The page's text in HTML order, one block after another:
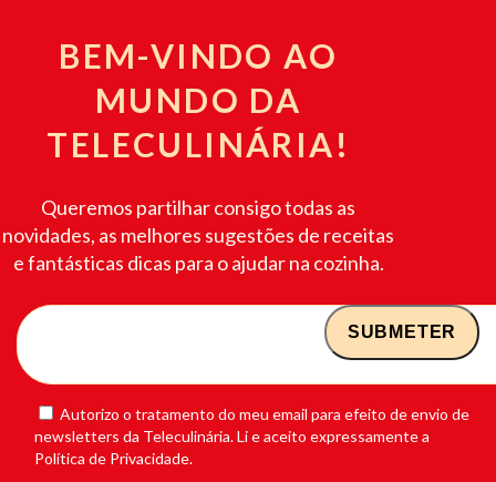
BEM-VINDO AO
MUNDO DA
TELECULINÁRIA!
Queremos partilhar consigo todas as
novidades, as melhores sugestões de receitas
e fantásticas dicas para o ajudar na cozinha.
Autorizo o tratamento do meu email para efeito de envio de
newsletters da Teleculinária. Li e aceito expressamente a
Política de Privacidade.